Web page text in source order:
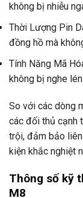
không bị nhiễu
Thời Lượng Pin
đồng hồ mà
Tính Năng Mã
không bị nghe lén.
So với các dòng
các đối thủ cạnh
trội, đảm bảo
kiện khắc nghiệt
Thông số kỹ
M8